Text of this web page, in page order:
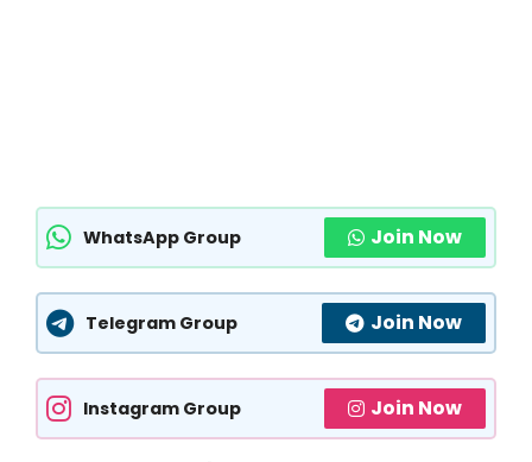
WhatsApp Group Join Now
Telegram Group Join Now
Instagram Group Join Now